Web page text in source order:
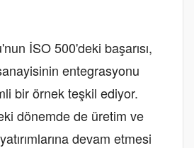
İSO 500'deki başarısı,
entegrasyonu
bir örnek teşkil ediyor.
dönemde de üretim ve
devam etmesi